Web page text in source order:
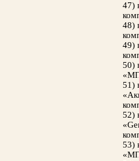
47)
48)
49)
50)
51)
52)
53)